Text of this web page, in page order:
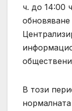
ч. до 14:00
В този